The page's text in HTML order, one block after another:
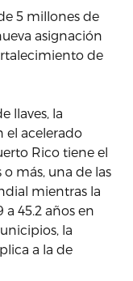
5 millones de
asignación
de
llaves, la
el acelerado
Rico tiene el
más, una de las
mientras la
45.2 años en
la
a la de